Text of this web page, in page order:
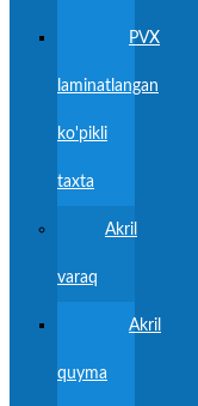
PVX
laminatlangan
ko'pikli
taxta
Akril
varaq
Akril
quyma